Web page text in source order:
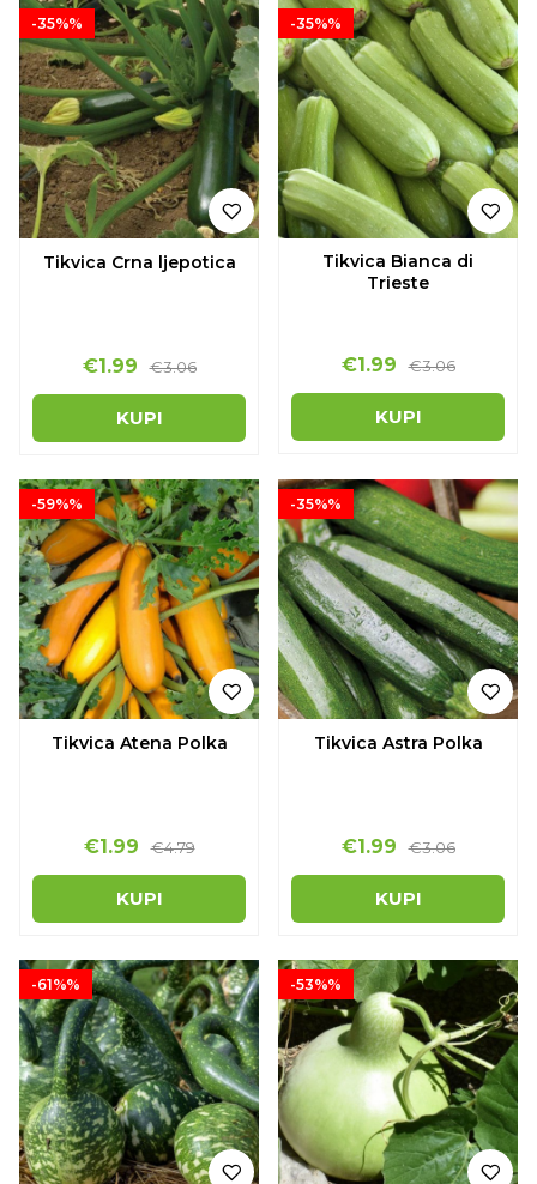
-35%%
Tikvica Crna ljepotica
€1.99 €3.06
KUPI
-35%%
Tikvica Bianca di
Trieste
€1.99 €3.06
KUPI
-59%%
Tikvica Atena Polka
€1.99 €4.79
KUPI
-35%%
Tikvica Astra Polka
€1.99 €3.06
KUPI
-61%% -53%%